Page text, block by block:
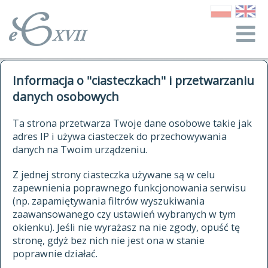
Informacja o "ciasteczkach" i przetwarzaniu
danych osobowych
Ta strona przetwarza Twoje dane osobowe takie jak
adres IP i używa ciasteczek do przechowywania
danych na Twoim urządzeniu.
Z jednej strony ciasteczka używane są w celu
zapewnienia poprawnego funkcjonowania serwisu
(np. zapamiętywania filtrów wyszukiwania
zaawansowanego czy ustawień wybranych w tym
okienku). Jeśli nie wyrażasz na nie zgody, opuść tę
stronę, gdyż bez nich nie jest ona w stanie
poprawnie działać.
autorzy Słownika
historia
publikacje
źródła
autorzy tekstów źródłowych
zasady opracowania
statystyki
najnowsze hasła
ostatnio zmodyfikowane hasła
kwerendy
jak cytować Słownik
ELEKTRONICZNY SŁOWNIK
JĘZYKA POLSKIEGO
XVII I XVIII WIEKU
znajdź hasła
zaczynające się od